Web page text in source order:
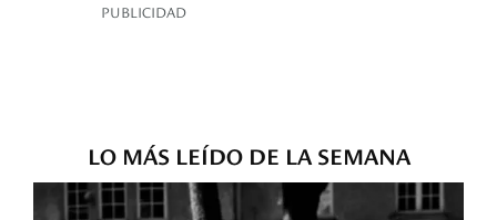
PUBLICIDAD
LO MÁS LEÍDO DE LA SEMANA